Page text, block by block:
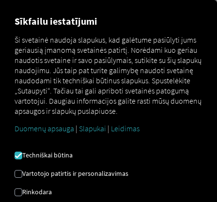
Glossar Was bedeutet Logistik 4.0?
LOGISTIKA 4.0
Šiuo metu pasaulis išgyvena skaitmeninę transformaciją
visose srityse. Kiekvienas, norintis turėti galimybę
šiandien konkuruoti, turi prisitaikyti.
Terminas „Logistika 4.0“ yra šalutinis terminas ir todėl yra
ketvirtosios pramonės revoliucijos (dar vadinamos
„Pramone 4.0“) būtina sąlyga. Jis apibūdina pasaulį,
savarankiškai koordinuoja savo veiksmus. „Logistika 4.0“
Sīkfailu iestatījumi
Ši svetainė naudoja slapukus, kad galėtume pasiūlyti jums
geriausią įmanomą svetainės patirtį. Norėdami kuo geriau
naudotis svetaine ir savo pasiūlymais, sutikite su šių slapukų
naudojimu. Jūs taip pat turite galimybę naudoti svetainę
naudodami tik techniškai būtinus slapukus. Spustelėkite
„Sutaupyti“. Tačiau tai gali apriboti svetainės patogumą
vartotojui. Daugiau informacijos galite rasti mūsų duomenų
apsaugos ir slapukų puslapiuose.
Duomenų apsauga | Slapukai | Leidimas
Techniškai būtina
Vartotojo patirtis ir personalizavimas
Rinkodara